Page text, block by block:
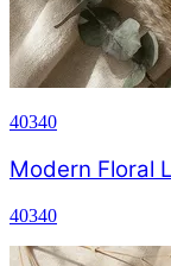
40340
Modern Floral
40340